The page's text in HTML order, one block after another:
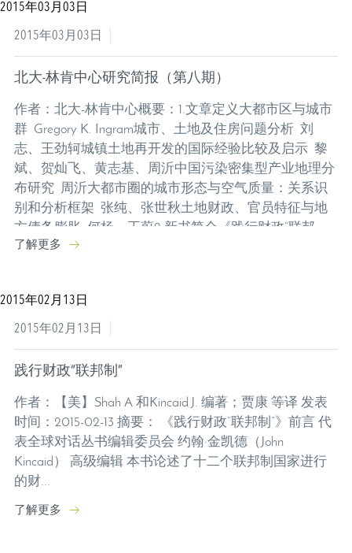
2015年03月03日
2015年03月03日
北大-林肯中心研究简报（第八期）
作者：北大-林肯中心概要：1.文章定义大都市区与城市
群 Gregory K. Ingram城市、土地及住房问题分析 刘
志、王劲轲城镇土地再开发的国际经验比较及启示 黎
斌、贺灿飞、黄志基、周沂中国污染密集型产业地理分
布研究 周沂大都市圈的城市形态与空气质量：关系识
别和分析框架 张纯、张世秋土地财政、官员特征与地
方债务膨胀 何杨、王蔚2.新书简介《践行财政“联邦
制”》前言 John Kincaid《城市星球》前言 Gregory K.
了解更多
2015年02月13日
2015年02月13日
践行财政“联邦制”
作者：【美】Shah A 和Kincaid J. 编著；贾康 等译 发表
时间：2015-02-13 摘要： 《践行财政“联邦制”》前言 代
表全球对话丛书编辑委员会 约翰·金凯德（John
Kincaid） 高级编辑 本书论述了十二个联邦制国家进行
的财...
了解更多